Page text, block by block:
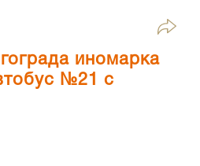
иномарка
№21 с